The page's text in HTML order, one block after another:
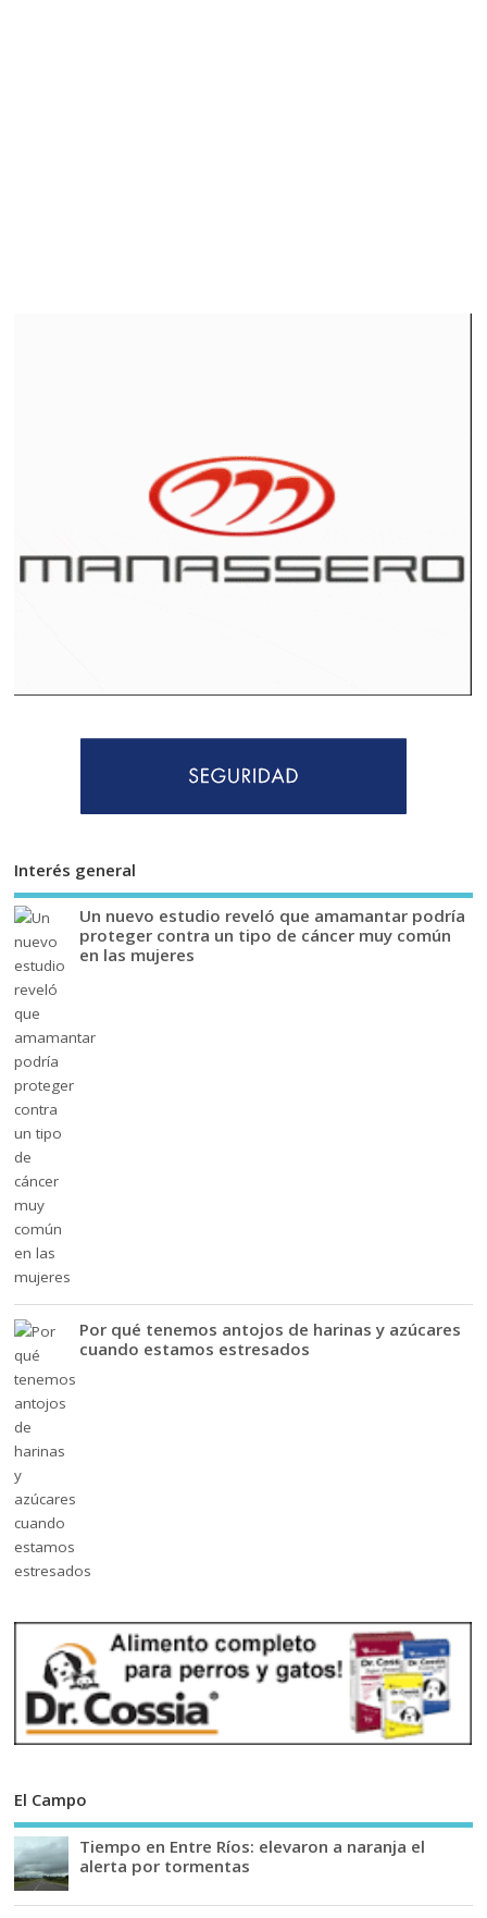
Interés general
Un nuevo estudio reveló que amamantar podría
proteger contra un tipo de cáncer muy común
en las mujeres
Por qué tenemos antojos de harinas y azúcares
cuando estamos estresados
El Campo
Tiempo en Entre Ríos: elevaron a naranja el
alerta por tormentas